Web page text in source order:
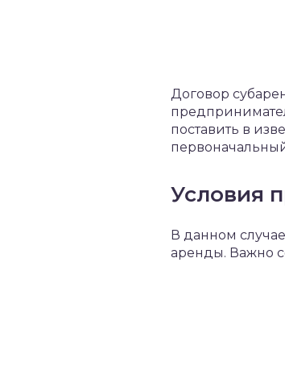
Договор
поставить в
Условия
В данном
аренды. Важно